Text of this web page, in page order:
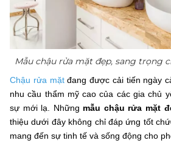
Mẫu chậu rửa mặt đẹp, sang trọng
Chậu rửa mặtđang được cải tiến ngày
nhu cầu thẩm mỹ cao của các gia chủ
sự mới lạ. Những mẫu chậu rửa mặt
thiệu dưới đây không chỉ đáp ứng tốt
mang đến sự tinh tế và sống động cho